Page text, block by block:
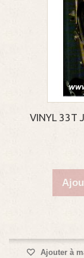
VINYL 33T
Ajouter à